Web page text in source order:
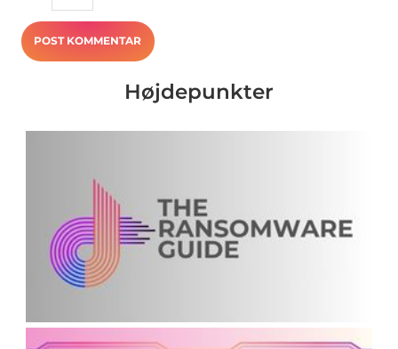
Højdepunkter